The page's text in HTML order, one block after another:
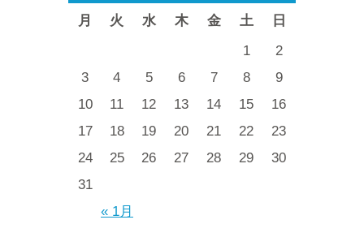
月
火 水 木 金 土 日
« 1月
1
2
3
4 5 6 7 8
9
10
11 12 13 14 15
16
17
18 19 20 21 22
23
24
25 26 27 28 29
30
31